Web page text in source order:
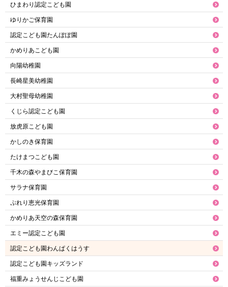
ひまわり認定こども園
ゆりかご保育園
認定こども園たんぽぽ園
かめりあこども園
向陽幼稚園
長崎星美幼稚園
大村聖母幼稚園
くじら認定こども園
放虎原こども園
かしのき保育園
たけまつこども園
千木の森やまびこ保育園
サラナ保育園
ぷれり恵光保育園
かめりあ天空の森保育園
エミー認定こども園
認定こども園わんぱくはうす
認定こども園キッズランド
福重みょうせんじこども園